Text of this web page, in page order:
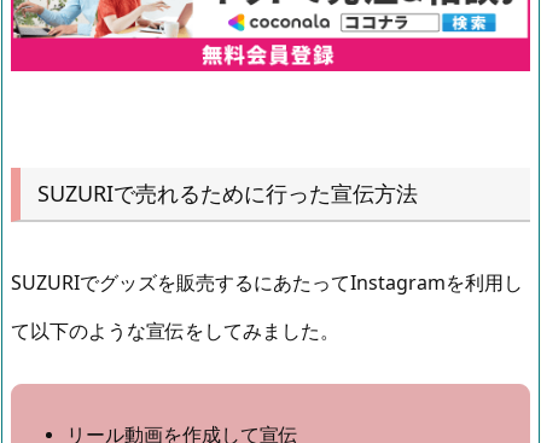
SUZURIで売れるために行った宣伝方法
SUZURIでグッズを販売するにあたってInstagramを利用し
て以下のような宣伝をしてみました。
リール動画を作成して宣伝